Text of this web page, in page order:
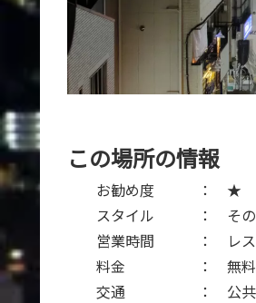
この場所の情報
お勧め度 ： ★
スタイル ： その
営業時間 ： レスト
料金 ： 無料
交通 ： 公共交通